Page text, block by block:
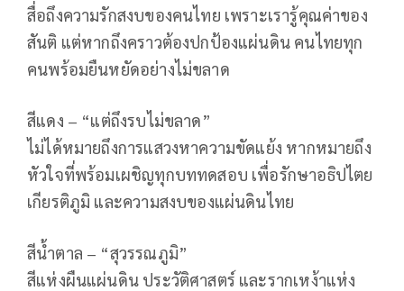
สื่อถึงความรักสงบของคนไทย เพราะเรารู้คุณค่าของ
สันติ แต่หากถึงคราวต้องปกป้องแผ่นดิน คนไทยทุก
คนพร้อมยืนหยัดอย่างไม่ขลาด
สีแดง – “แต่ถึงรบไม่ขลาด”
ไม่ได้หมายถึงการแสวงหาความขัดแย้ง หากหมายถึง
หัวใจที่พร้อมเผชิญทุกบททดสอบ เพื่อรักษาอธิปไตย
เกียรติภูมิ และความสงบของแผ่นดินไทย
สีน้ำตาล – “สุวรรณภูมิ”
สีแห่งผืนแผ่นดิน ประวัติศาสตร์ และรากเหง้าแห่ง